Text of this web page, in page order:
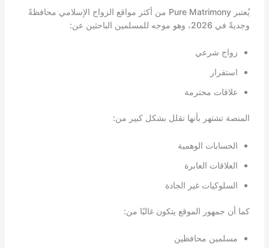
يُعتبر Pure Matrimony من أكثر مواقع الزواج الإسلامي محافظةً
وجديةً في 2026، وهو موجه للمسلمين الباحثين عن:
زواج شرعي
استقرار
علاقات محترمة
المنصة تشتهر بأنها تقلل بشكل كبير من:
الحسابات الوهمية
العلاقات العابرة
السلوكيات غير الجادة
كما أن جمهور الموقع يتكون غالبًا من:
مسلمين محافظين